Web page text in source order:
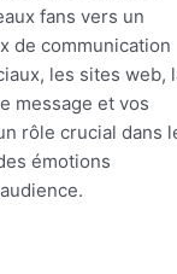
fans vers un
de communication
les sites web,
message et vos
rôle crucial dans
émotions